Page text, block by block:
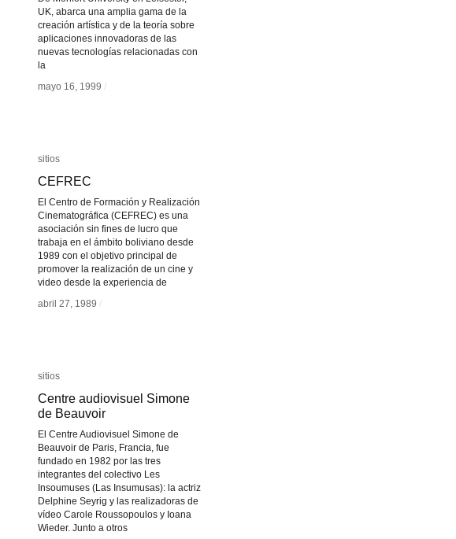
UK, abarca una amplia gama de la
creación artística y de la teoría sobre
aplicaciones innovadoras de las
nuevas tecnologías relacionadas con
la
mayo 16, 1999 /
mayo 16, 1999 /
sitios
CEFREC
El Centro de Formación y Realización
Cinematográfica (CEFREC) es una
asociación sin fines de lucro que
trabaja en el ámbito boliviano desde
1989 con el objetivo principal de
promover la realización de un cine y
video desde la experiencia de
abril 27, 1989 /
sitios
CEFREC
abril 27, 1989 /
sitios
Centre audiovisuel Simone
de Beauvoir
El Centre Audiovisuel Simone de
Beauvoir de Paris, Francia, fue
fundado en 1982 por las tres
integrantes del colectivo Les
Insoumuses (Las Insumusas): la actriz
Delphine Seyrig y las realizadoras de
vídeo Carole Roussopoulos y Ioana
Wieder. Junto a otros
sitios
Centre audiovisuel Simone
de Beauvoir